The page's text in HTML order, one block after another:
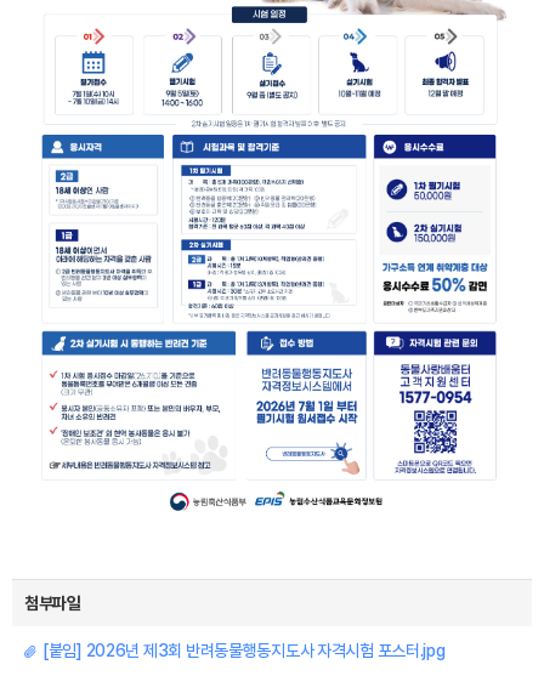
첨부파일
[붙임] 2026년 제3회 반려동물행동지도사 자격시험 포스터.jpg